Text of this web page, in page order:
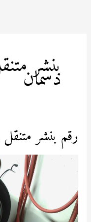
بنشر
دسمان
رقم بنشر
رقم
بنشر
متنقل